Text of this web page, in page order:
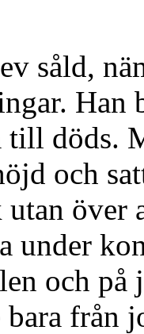
såld,
Han
till döds.
och
över
under
och på
från